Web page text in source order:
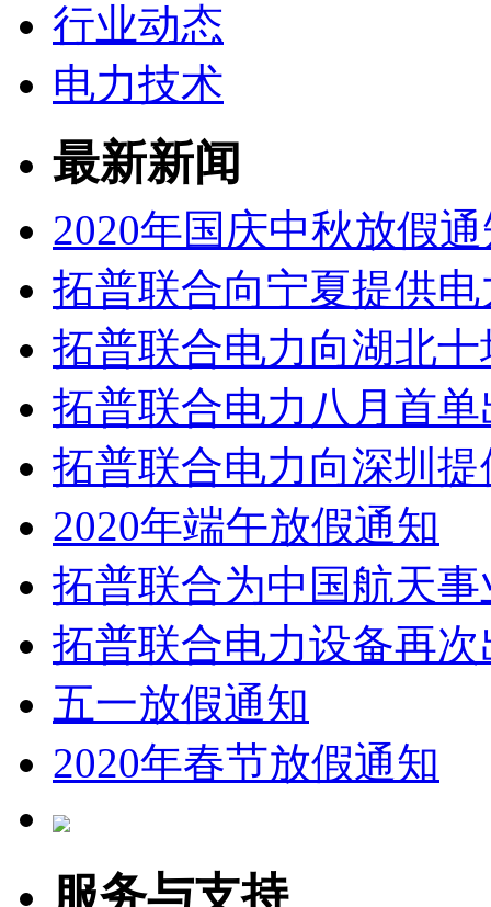
行业动态
电力技术
最新新闻
2020年国庆中秋放假
拓普联合向宁夏提供
拓普联合电力向湖北
拓普联合电力八月首
拓普联合电力向深圳
2020年端午放假通知
拓普联合为中国航天
拓普联合电力设备再
五一放假通知
2020年春节放假通知
服务与支持